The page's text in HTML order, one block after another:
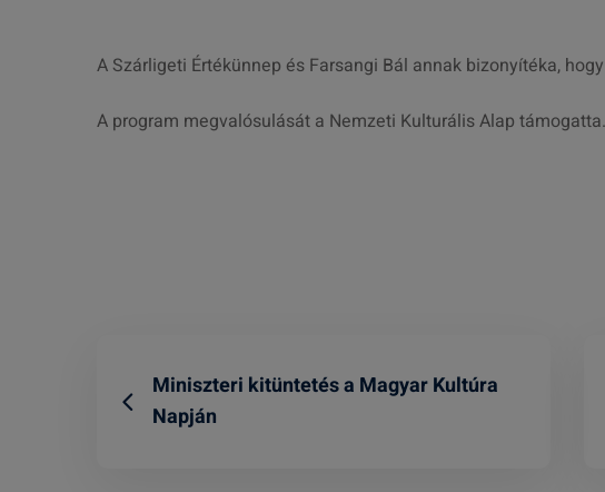
A Szárligeti Értékünnep és Farsangi Bál annak bizonyítéka,
A program megvalósulását a Nemzeti Kulturális Alap támogatta.
Miniszteri kitüntetés a Magyar Kultúra
Napján